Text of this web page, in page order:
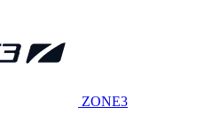
ZONE3